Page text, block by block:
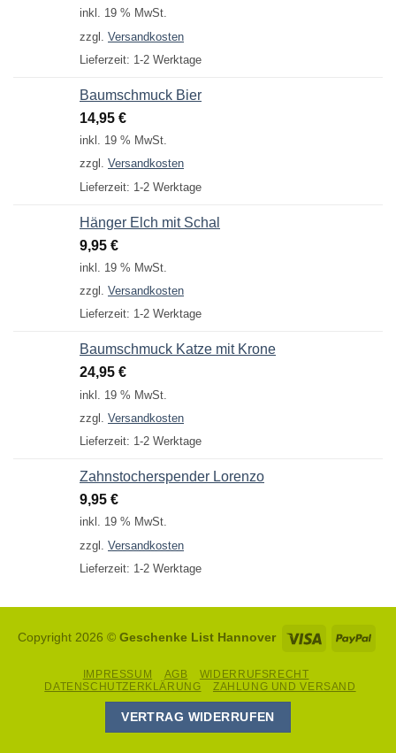
inkl. 19 % MwSt.
zzgl. Versandkosten
Lieferzeit: 1-2 Werktage
Baumschmuck Bier
14,95 €
inkl. 19 % MwSt.
zzgl. Versandkosten
Lieferzeit: 1-2 Werktage
Hänger Elch mit Schal
9,95 €
inkl. 19 % MwSt.
zzgl. Versandkosten
Lieferzeit: 1-2 Werktage
Baumschmuck Katze mit Krone
24,95 €
inkl. 19 % MwSt.
zzgl. Versandkosten
Lieferzeit: 1-2 Werktage
Zahnstocherspender Lorenzo
9,95 €
inkl. 19 % MwSt.
zzgl. Versandkosten
Lieferzeit: 1-2 Werktage
Copyright 2026 © Geschenke List Hannover Visa
IMPRESSUM AGB
WIDERRUFSRECHT
DATENSCHUTZERKLÄRUNG
ZAHLUNG UND VERSAND
VERTRAG WIDERRUFEN